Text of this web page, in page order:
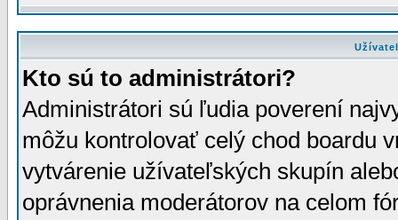
Kto sú to administrátori?
Administrátori sú ľudia poverení
môžu kontrolovať celý chod boardu
vytvárenie užívateľských skupín
oprávnenia moderátorov na celom